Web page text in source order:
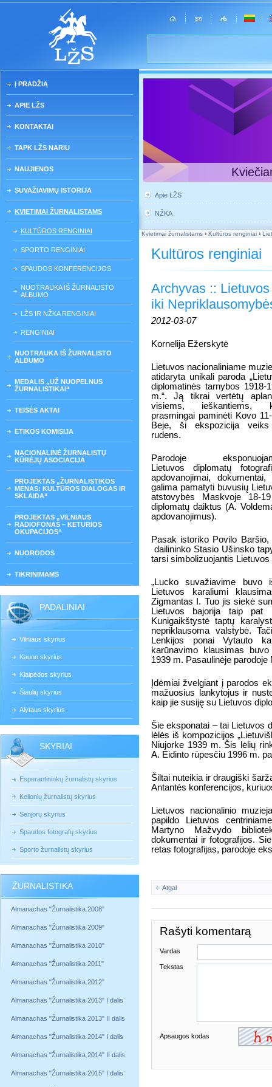
Į PRADŽIĄ
APIE LŽS
KONTAKTAI
TAPK LŽS NARIU
NAUJIENOS
SUVAŽIAVIMŲ ISTORIJA
KVIETIMAI ŽURNALISTAMS
KULTŪROS RENGINIAI
SPORTO RENGINIAI
SPAUDOS KONFERENCIJOS
NUOTRAUKA IŠ ŽURNALISTO
ALBUMO
LŽS IR NŽKA RENGINIAI
RENGINIAI
NUOTRAUKA IŠ ŽURNALISTO
ALBUMO
MEDALIS „UŽ NUOPELNUS
ŽURNALISTIKAI“
TEISĖS AKTAI
ETIKOS KOMISIJA
NACIONALINĖ ŽURNALISTŲ
KŪRĖJŲ ASOCIACIJA
PROJEKTAS „ŽURNALISTIKOS
MENAS: KULTŪROS DIALOGAS IR
SKLAIDA“
PROJEKTAS „VILNIAUS
RADIOFONAS – KETURIOS
OKUPACIJOS“
NUORODOS
TIKRINIMAMS
PADALINIAI
Vilniaus skyrius
Kauno skyrius
Klaipėdos skyrius
Šiaulių skyrius
Alytaus skyrius
SKYRIAI
Esperantininkų žurnalistų skyrius
Kelionių žurnalistų skyrius
Senjorų skyrius
Spaudos fotografų skyrius
Sporto žurnalistų skyrius
ŽURNALISTIKA
Almanachas "Žurnalistika 2008"
Almanachas "Žurnalistika 2009"
Almanachas "Žurnalistika 2010"
Almanachas "Žurnalistika 2011"
Almanachas "Žurnalistika 2012"
Almanachas "Žurnalistika 2013" I dalis
Almanachas "Žurnalistika 2013" II dalis
Almanachas "Žurnalistika 2014" I dalis
Almanachas "Žurnalistika 2014" II dalis
Almanachas "Žurnalistika 2015" I dalis
Apie LŽS
NŽKA
Kvietimai žurnalistams › Kultūros renginiai ›
Kultūros renginiai
Archyvas ::
iki
2012-03-07
Kornelija Ežerskytė
Lietuvos nacionaliniame
atidaryta unikali paroda
diplomatinės tarnybos 1918-
m.“. Ją tikrai vertėtų
visiems, ieškantiems,
prasmingai paminėti Kovo
Beje, ši ekspozicija
rudens.
Parodoje
Lietuvos diplomatų
apdovanojimai, dokumentai,
galima pamatyti buvusių
atstovybės Maskvoje 18-
diplomatų daiktus (A.
apdovanojimus).
Pasak istoriko Povilo
dailininko Stasio Ušinsko
tarsi simbolizuojantis
„Lucko suvažiavime buvo
Lietuvos karaliumi
Zigmantas I. Tuo jis siekė
Lietuvos bajorija taip pat
Kunigaikštystė taptų
nepriklausoma valstybė.
Lenkijos ponai Vytauto
karūnavimo klausimas
1939 m. Pasaulinėje
Įdėmiai žvelgiant į parodos
mažuosius lankytojus ir
kaip jie susiję su Lietuvos
Šie eksponatai – tai Lietuvos
lėlės iš kompozicijos
Niujorke 1939 m. Šis lėlių
A. Eidinto rūpesčiu 1996 m.
Šiltai nuteikia ir draugiški
Antantės konferencijos,
Lietuvos nacionalinio
papildo Lietuvos
Martyno Mažvydo
dokumentai ir fotografijos.
retas fotografijas, parodoje
Atgal
Rašyti komentarą
Vardas
Tekstas
Apsaugos kodas